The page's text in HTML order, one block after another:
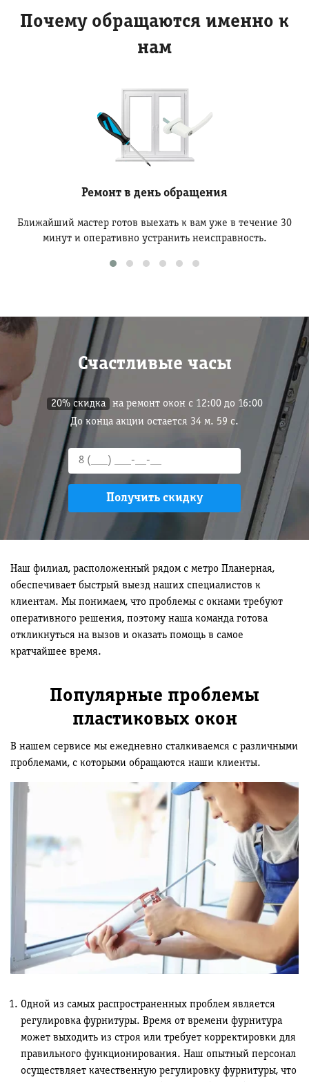
Почему обращаются именно к
нам
Ремонт в день обращения
Ближайший мастер готов выехать к вам уже в течение 30
минут и оперативно устранить неисправность.
Счастливые часы
20% скидка
на ремонт окон с 12:00 до 16:00
До конца акции остается 34 м. 58 с.
Наш филиал, расположенный рядом с метро Планерная,
обеспечивает быстрый выезд наших специалистов к
клиентам. Мы понимаем, что проблемы с окнами требуют
оперативного решения, поэтому наша команда готова
откликнуться на вызов и оказать помощь в самое
кратчайшее время.
Популярные проблемы
пластиковых окон
В нашем сервисе мы ежедневно сталкиваемся с различными
проблемами, с которыми обращаются наши клиенты.
Одной из самых распространенных проблем является
регулировка фурнитуры. Время от времени фурнитура
может выходить из строя или требует корректировки для
правильного функционирования. Наш опытный персонал
осуществляет качественную регулировку фурнитуры, что